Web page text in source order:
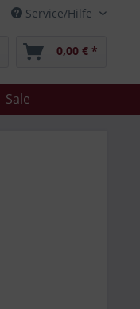
Service/Hilfe
0,00 € *
Sale